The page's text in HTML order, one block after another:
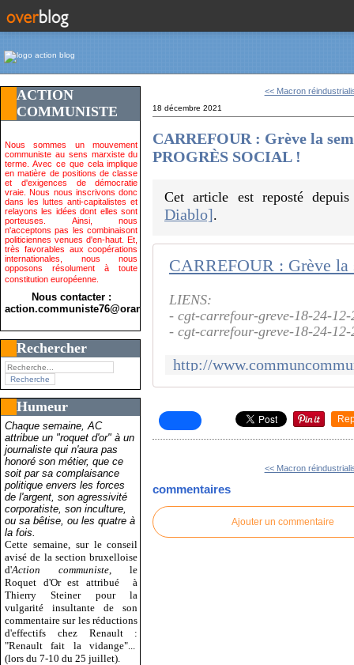
ACTION
COMMUNISTE
Nous sommes un mouvement
communiste au sens marxiste du
terme. Avec ce que cela implique
en matière de positions de classe
et d'exigences de démocratie
vraie. Nous nous inscrivons donc
dans les luttes anti-capitalistes et
relayons les idées dont elles sont
porteuses. Ainsi, nous
n'acceptons pas les combinaisont
politiciennes venues d'en-haut. Et,
très favorables aux coopérations
internationales, nous nous
opposons résolument à toute
constitution européenne.
Nous contacter :
action.communiste76@orange.fr>
Rechercher
Humeur
Chaque semaine, AC
attribue un "roquet d'or" à un
journaliste qui n'aura pas
honoré son métier, que ce
soit par sa complaisance
politique envers les forces
de l'argent, son agressivité
corporatiste, son inculture,
ou sa bêtise, ou les quatre à
la fois.
Cette semaine, sur le conseil
avisé de la section bruxelloise
d'Action communiste , le
Roquet d'Or est attribué
à
Thierry Steiner pour la
vulgarité insultante de son
commentaire sur les réductions
d'effectifs chez Renault :
"Renault fait la vidange"...
(lors du 7-10 du 25 juillet).
<< Macron
18 décembre 2021
CARREFOUR : Grève la
PROGRÈS SOCIAL !
Cet article est reposté
Diablo].
LIENS:
- cgt-carrefour-greve-18-24-
- cgt-carrefour-greve-18-24-
<< Macron
commentaires
Ajouter un commentaire